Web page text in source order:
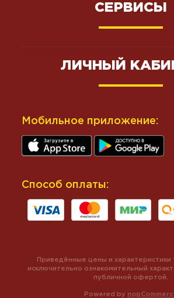
СЕРВИСЫ
ЛИЧНЫЙ
Мобильное приложение:
Способ оплаты:
Powered by
Приведённые цены и характеристики
исключительно ознакомительный
публичной офертой.